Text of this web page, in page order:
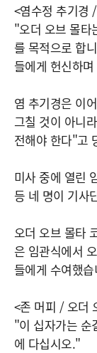
<염수정 추기경
"오더 오브 몰타
를 목적으로 합
들에게 헌신하
염 추기경은 이
그칠 것이 아니
전해야 한다"고
미사 중에 열린
등 네 명이 기사
오더 오브 몰타
은 임관식에서
들에게 수여했
<존 머피 / 오더
"이 십자가는 순
에 다십시오."